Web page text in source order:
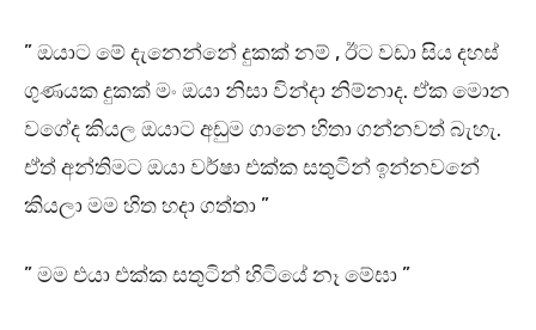
” ඔයාට මේ දැනෙන්නේ දුකක් නම් , ඊට වඩා සිය දහස්
ගුණයක දුකක් මං ඔයා නිසා වින්දා නිම්නාද. ඒක මොන
වගේද කියල ඔයාට අඩුම ගානෙ හිතා ගන්නවත් බැහැ.
ඒත් අන්තිමට ඔයා වර්ෂා එක්ක සතුටින් ඉන්නවනේ
කියලා මම හිත හදා ගත්තා ”
” මම එයා එක්ක සතුටින් හිටියේ නෑ මේඝා ”